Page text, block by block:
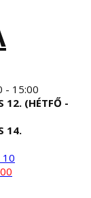
- 15:00
12. (HÉTFŐ -
14.